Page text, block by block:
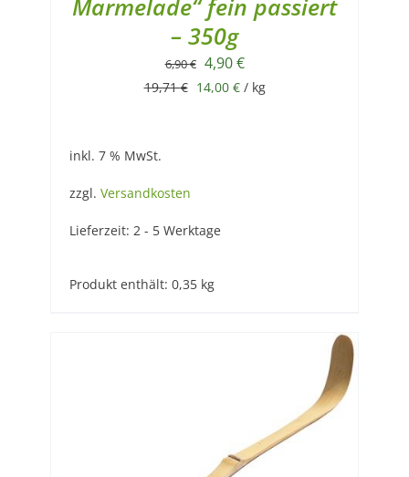
Marmelade“ fein passiert
– 350g
6,90€ Ursprünglicher
Preis
4,90€Aktueller
Preis
19,71€ 14,00 €/ kg
inkl. 7 % MwSt.
zzgl. Versandkosten
Lieferzeit: 2 - 5 Werktage
Produkt enthält: 0,35 kg